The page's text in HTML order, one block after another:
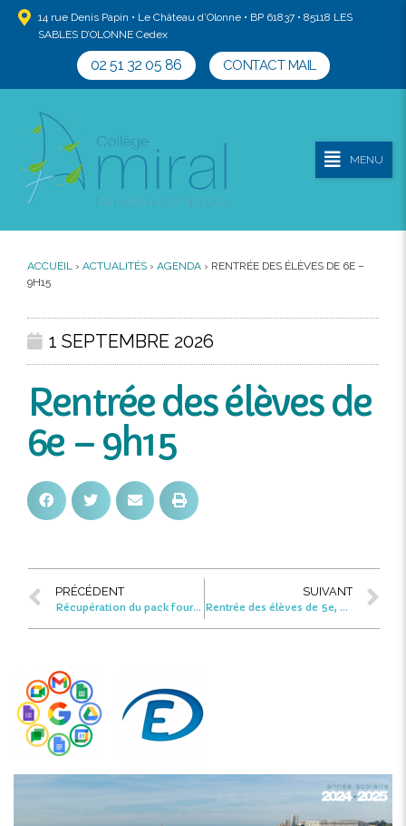
14 rue Denis Papin • Le Château d’Olonne • BP 61837 • 85118 LES
SABLES D’OLONNE Cedex
02 51 32 05 86 CONTACT MAIL
MENU
ACCUEIL › ACTUALITÉS › AGENDA › RENTRÉE DES ÉLÈVES DE 6E –
9H15
1 SEPTEMBRE 2026
Rentrée des élèves de
6e – 9h15
PRÉCÉDENT
Récupération du pack fournitures – Jour 2 – de 15h30 à 18h30
SUIVANT
Rentrée des élèves de 5e, 4e et 3e – 8h15